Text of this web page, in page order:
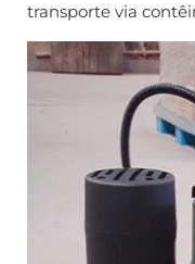
transporte via